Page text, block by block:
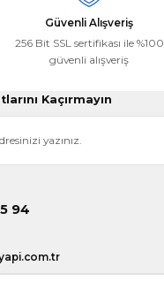
Güvenli Alışveriş
256 Bit SSL sertifikası ile %100
güvenli alışveriş
Kaçırmayın
94